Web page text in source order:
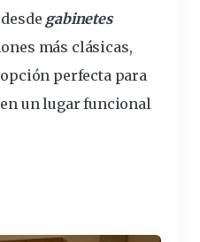
gabinetes
más clásicas,
perfecta para
un lugar funcional